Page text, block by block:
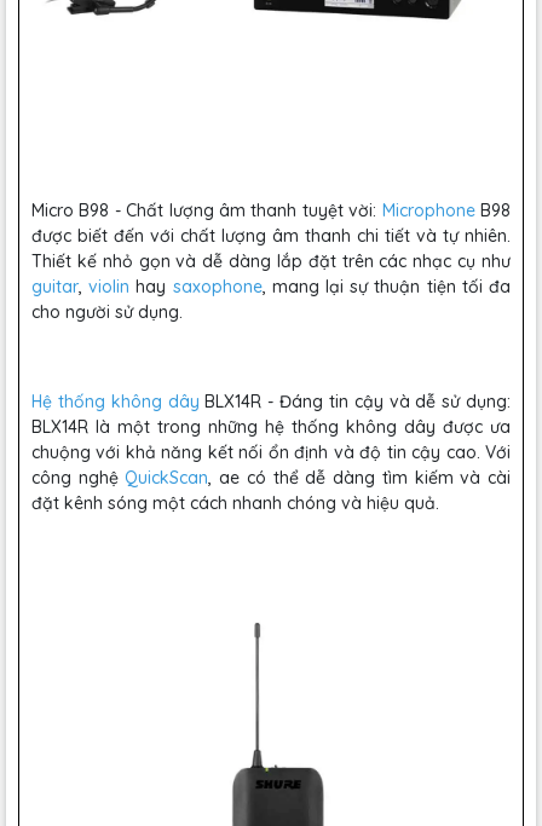
Micro B98 - Chất lượng âm thanh tuyệt vời: MicrophoneB98
được biết đến với chất lượng âm thanh chi tiết và tự nhiên.
Thiết kế nhỏ gọn và dễ dàng lắp đặt trên các nhạc cụ như
guitar,violin hay saxophone, mang lại sự thuận tiện tối đa
cho người sử dụng.
Hệ thống không dây BLX14R - Đáng tin cậy và dễ sử dụng:
BLX14R là một trong những hệ thống không dây được ưa
chuộng với khả năng kết nối ổn định và độ tin cậy cao. Với
công nghệQuickScan, ae có thể dễ dàng tìm kiếm và cài
đặt kênh sóng một cách nhanh chóng và hiệu quả.